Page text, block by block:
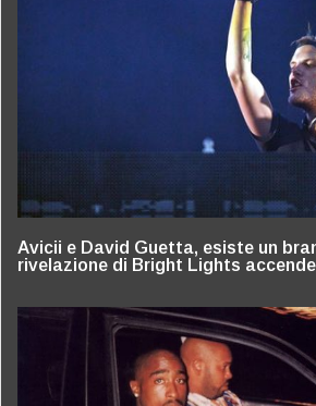
Avicii e David Guetta, esiste un
rivelazione di Bright Lights